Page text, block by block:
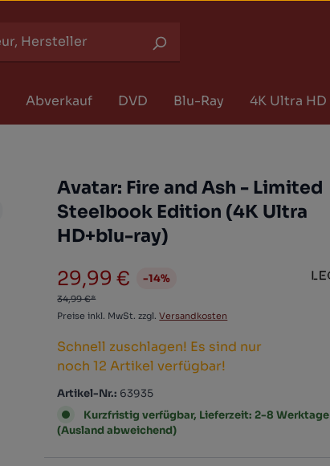
Abverkauf DVD Blu-Ray 4K Ultra HD
Avatar: Fire and Ash - Limited
Steelbook Edition (4K Ultra
HD+blu-ray)
Verkaufspreis:
29,99 € -14%
34,99 €*
Preise inkl. MwSt. zzgl.Versandkosten
Schnell zuschlagen! Es sind nur
noch 12 Artikel verfügbar!
Artikel-Nr.: 63935
Kurzfristig verfügbar, Lieferzeit: 2-8 Werktage
(Ausland abweichend)